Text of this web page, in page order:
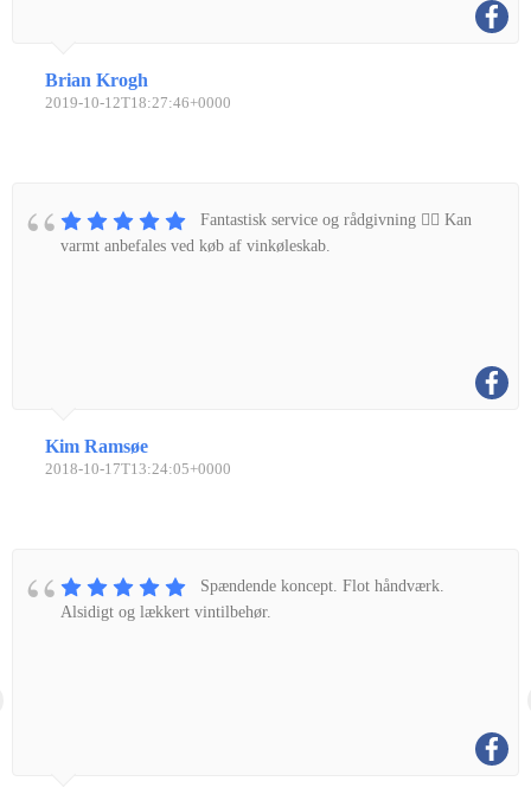
Brian Krogh
2019-10-12T18:27:46+0000
Fantastisk service og rådgivning 👌🏼 Kan
varmt anbefales ved køb af vinkøleskab.
Kim Ramsøe
2018-10-17T13:24:05+0000
Spændende koncept. Flot håndværk.
Alsidigt og lækkert vintilbehør.